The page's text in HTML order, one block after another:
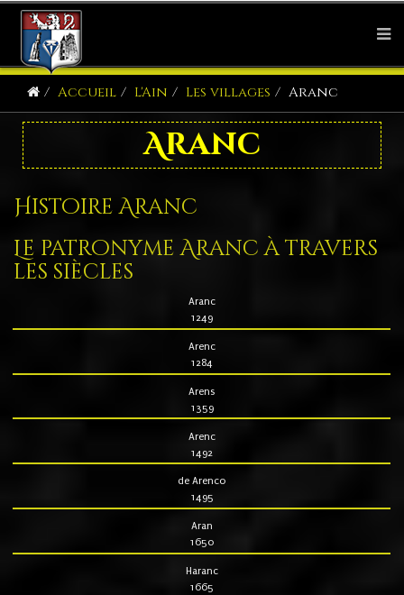
Accueil L'Ain Les villages Aranc
Aranc
Histoire Aranc
Le patronyme Aranc à travers
les siècles
Aranc
1249
Arenc
1284
Arens
1359
Arenc
1492
de Arenco
1495
Aran
1650
Haranc
1665